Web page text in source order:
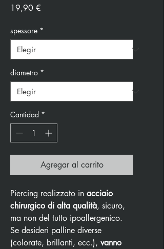
19,90 €
spessore *
diametro *
Cantidad *
Agregar al carrito
Piercing realizzato in acciaio
chirurgico di alta qualità, sicuro,
ma non del tutto ipoallergenico.
Se desideri palline diverse
(colorate, brillanti, ecc.), vanno